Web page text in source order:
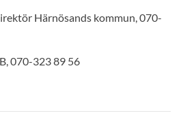
Härnösands kommun, 070-
070-323 89 56